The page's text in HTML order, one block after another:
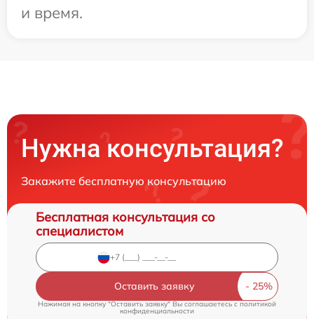
и время.
Нужна консультация?
Закажите бесплатную консультацию
Бесплатная консультация со
специалистом
Оставить заявку
Нажимая на кнопку "Оставить заявку" Вы соглашаетесь cполитикой
конфиденциальности